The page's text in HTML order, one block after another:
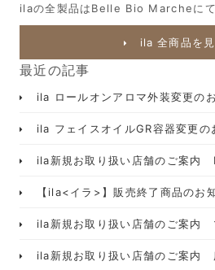
ilaの全製品はBelle Bio Marcheにて
ila 全商品を
最近の記事
ila ロールオンアロマ外装変更の
ila フェイスオイルGR容器変更の
ila新規お取り扱い店舗のご案内
【ila<イラ>】販売終了商品のお
ila新規お取り扱い店舗のご案内
ila新規お取り扱い店舗のご案内